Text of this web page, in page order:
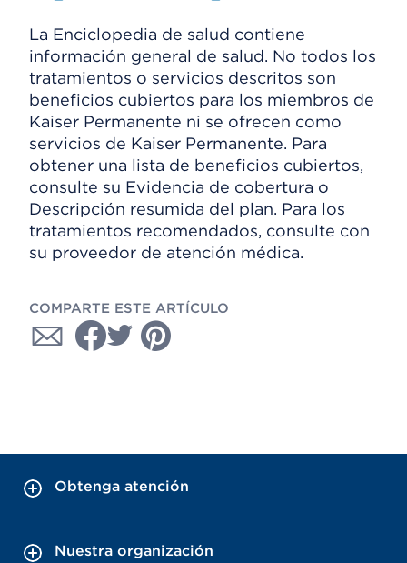
La Enciclopedia de salud contiene
información general de salud. No todos los
tratamientos o servicios descritos son
beneficios cubiertos para los miembros de
Kaiser Permanente ni se ofrecen como
servicios de Kaiser Permanente. Para
obtener una lista de beneficios cubiertos,
consulte su Evidencia de cobertura o
Descripción resumida del plan. Para los
tratamientos recomendados, consulte con
su proveedor de atención médica.
COMPARTE ESTE ARTÍCULO
Obtenga atención
Nuestra organización